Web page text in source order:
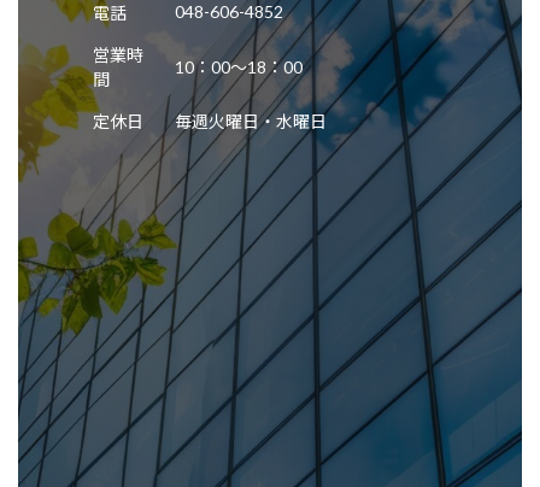
電話 048-606-4852
営業時
間
10：00～18：00
定休日 毎週火曜日・水曜日